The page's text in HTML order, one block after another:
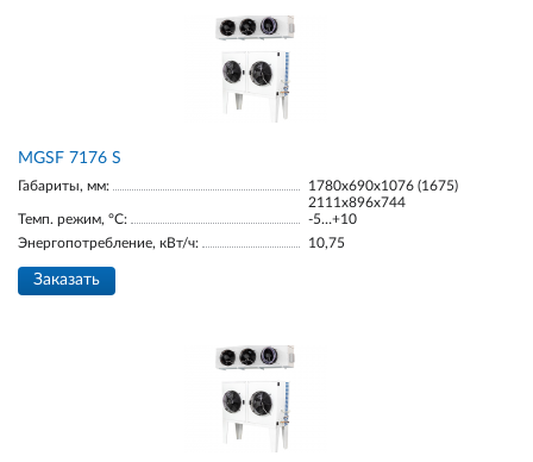
МGSF 7176 S
Габариты, мм:
1780х690х1076 (1675)
2111х896х744
Темп. режим, °С:
-5…+10
Энергопотребление, кВт/ч:
10,75
Заказать